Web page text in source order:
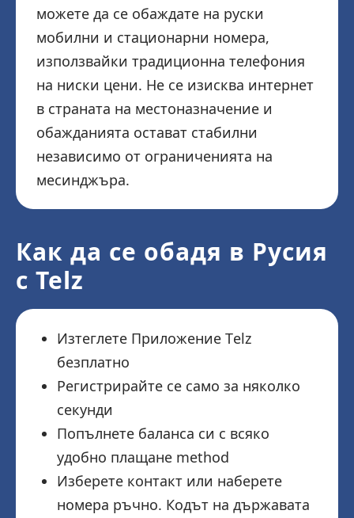
можете да се обаждате на руски
мобилни и стационарни номера,
използвайки традиционна телефония
на ниски цени. Не се изисква интернет
в страната на местоназначение и
обажданията остават стабилни
независимо от ограниченията на
месинджъра.
Как да се обадя в Русия
с Telz
Изтеглете Приложение Telz
безплатно
Регистрирайте се само за няколко
секунди
Попълнете баланса си с всяко
удобно плащане method
Изберете контакт или наберете
номера ръчно. Кодът на държавата